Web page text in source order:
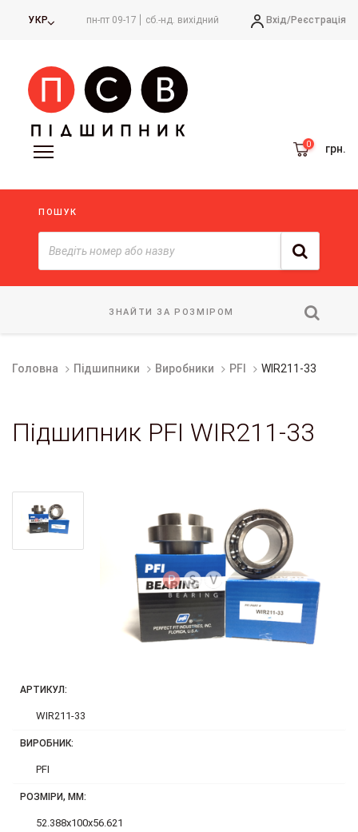
УКР пн-пт 09-17 сб.-нд. вихідний Вхід/Реєстрація
грн.
ПОШУК
ЗНАЙТИ ЗА РОЗМІРОМ
Головна Підшипники Виробники PFI WIR211-33
Підшипник PFI WIR211-33
АРТИКУЛ:
WIR211-33
ВИРОБНИК:
PFI
РОЗМІРИ, ММ:
52.388x100x56.621